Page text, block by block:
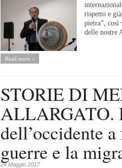
rispetto e
pietra”, così
delle nostre
Read more »
STORIE DI
ALLARGATO.
dell’occidente
guerre e la
24 Maggio 2017